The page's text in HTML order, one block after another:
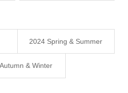
2024 Spring & Summer
& Winter